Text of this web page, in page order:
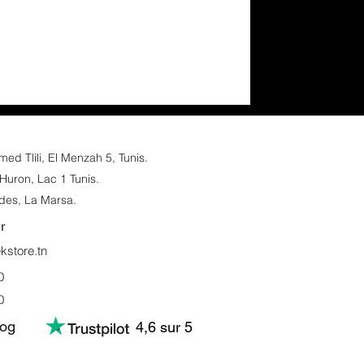
Tlili, El Menzah 5, Tunis.​
Lac 1 Tunis.
La Marsa.
4,6 sur 5